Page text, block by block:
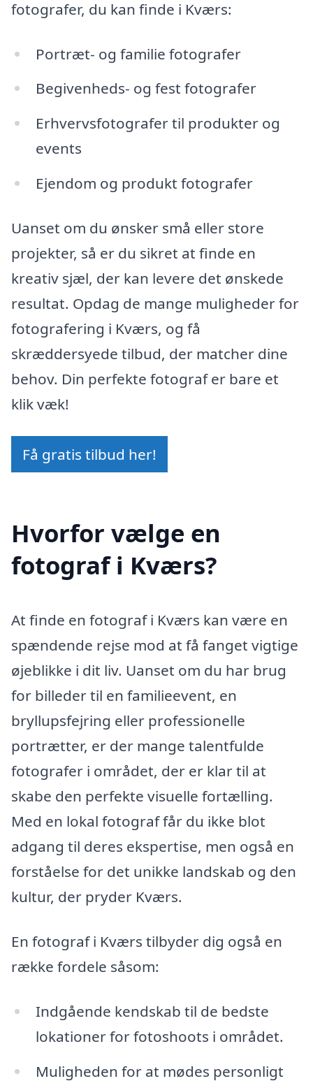
fotografer, du kan finde i Kværs:
Portræt- og familie fotografer
Begivenheds- og fest fotografer
Erhvervsfotografer til produkter og
events
Ejendom og produkt fotografer
Uanset om du ønsker små eller store
projekter, så er du sikret at finde en
kreativ sjæl, der kan levere det ønskede
resultat. Opdag de mange muligheder for
fotografering i Kværs, og få
skræddersyede tilbud, der matcher dine
behov. Din perfekte fotograf er bare et
klik væk!
Få gratis tilbud her!
Hvorfor vælge en
fotograf i Kværs?
At finde en fotograf i Kværs kan være en
spændende rejse mod at få fanget vigtige
øjeblikke i dit liv. Uanset om du har brug
for billeder til en familieevent, en
bryllupsfejring eller professionelle
portrætter, er der mange talentfulde
fotografer i området, der er klar til at
skabe den perfekte visuelle fortælling.
Med en lokal fotograf får du ikke blot
adgang til deres ekspertise, men også en
forståelse for det unikke landskab og den
kultur, der pryder Kværs.
En fotograf i Kværs tilbyder dig også en
række fordele såsom:
Indgående kendskab til de bedste
lokationer for fotoshoots i området.
Muligheden for at mødes personligt